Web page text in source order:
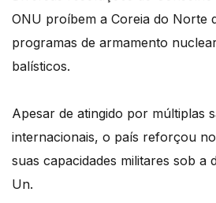
ONU proíbem a Coreia do Norte
programas de armamento
balísticos.
Apesar de atingido por múltiplas
internacionais, o país reforçou
suas capacidades militares sob a
Un.